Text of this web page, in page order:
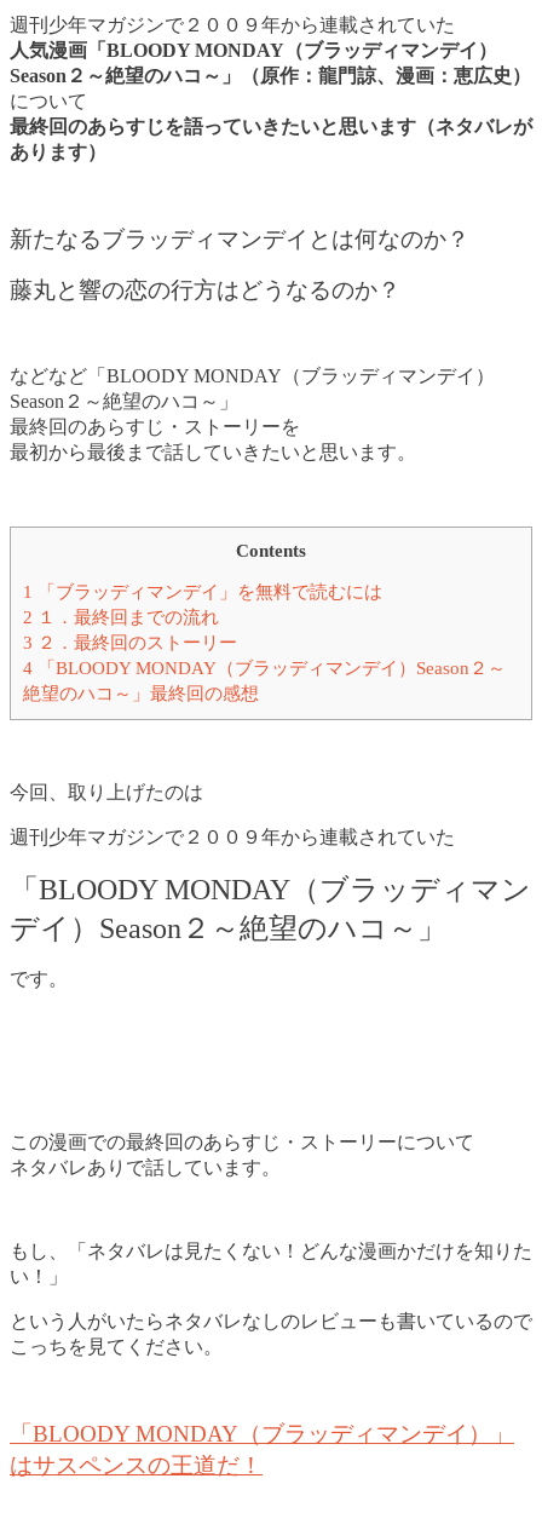
週刊少年マガジンで２００９年から連載されていた
人気漫画「BLOODY MONDAY（ブラッディマンデイ）
Season２～絶望のハコ～」（原作：龍門諒、漫画：恵広史）
について
最終回のあらすじを語っていきたいと思います（ネタバレが
あります）
新たなるブラッディマンデイとは何なのか？
藤丸と響の恋の行方はどうなるのか？
などなど「BLOODY MONDAY（ブラッディマンデイ）
Season２～絶望のハコ～」
最終回のあらすじ・ストーリーを
最初から最後まで話していきたいと思います。
Contents
1
「ブラッディマンデイ」を無料で読むには
2 １．最終回までの流れ
3 ２．最終回のストーリー
4 「BLOODY MONDAY（ブラッディマンデイ）Season２～
絶望のハコ～」最終回の感想
今回、取り上げたのは
週刊少年マガジンで２００９年から連載されていた
「BLOODY MONDAY（ブラッディマン
デイ）Season２～絶望のハコ～」
です。
この漫画での最終回のあらすじ・ストーリーについて
ネタバレありで話しています。
もし、「ネタバレは見たくない！どんな漫画かだけを知りた
い！」
という人がいたらネタバレなしのレビューも書いているので
こっちを見てください。
「BLOODY MONDAY（ブラッディマンデイ）」
はサスペンスの王道だ！